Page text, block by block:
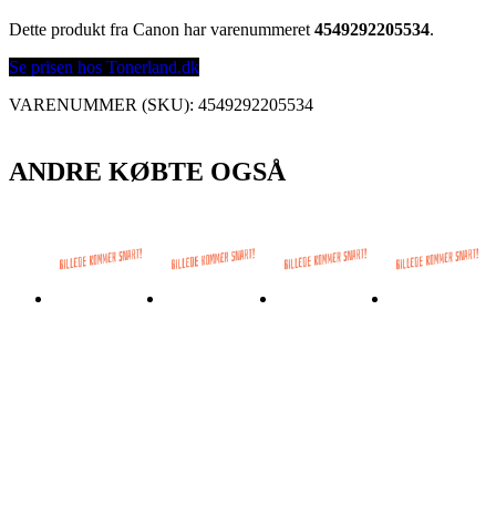
Dette produkt fra Canon har varenummeret 4549292205534.
Se prisen hos Tonerland.dk
VARENUMMER (SKU): 4549292205534
ANDRE KØBTE OGSÅ